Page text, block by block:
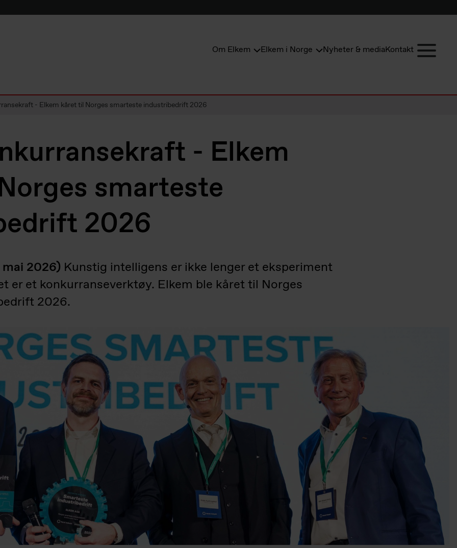
Om Elkem Elkem i Norge Nyheter & mediaKontakt
- Elkem kåret til Norges smarteste industribedrift 2026
- Elkem
smarteste
2026
2026) Kunstig intelligens er ikke lenger et eksperiment
er et konkurranseverktøy. Elkem ble kåret til Norges
2026.